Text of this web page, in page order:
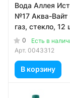
Вода Аллея
№17 Аква-Вайт
газ, стекло, 12
0
Есть в
Арт. 0043312
В корзину